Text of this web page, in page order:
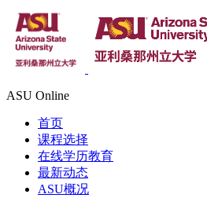
ASU Online
首页
课程选择
在线学历教育
最新动态
ASU概况